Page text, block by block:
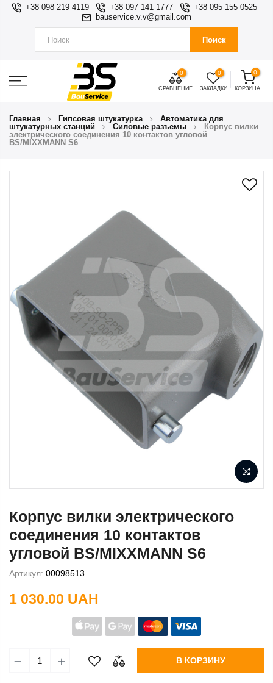
+38 098 219 4119 +38 097 141 1777
+38 095 155 0525
bauservice.v.v@gmail.com
Поиск
0
СРАВНЕНИЕ
0
ЗАКЛАДКИ
0
КОРЗИНА
Главная Гипсовая штукатурка
Автоматика для
штукатурных станций
Силовые разъемы
Корпус вилки
электрического соединения 10 контактов угловой
BS/MIXXMANN S6
Корпус вилки электрического
соединения 10 контактов
угловой BS/MIXXMANN S6
Артикул: 00098513
1 030.00 UAH
В КОРЗИНУ